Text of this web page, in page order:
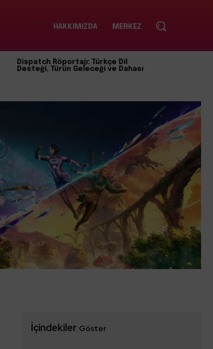
HAKKIMIZDA MERKEZ
Dispatch Röportajı: Türkçe Dil
Desteği, Türün Geleceği ve Dahası
İçindekiler Göster